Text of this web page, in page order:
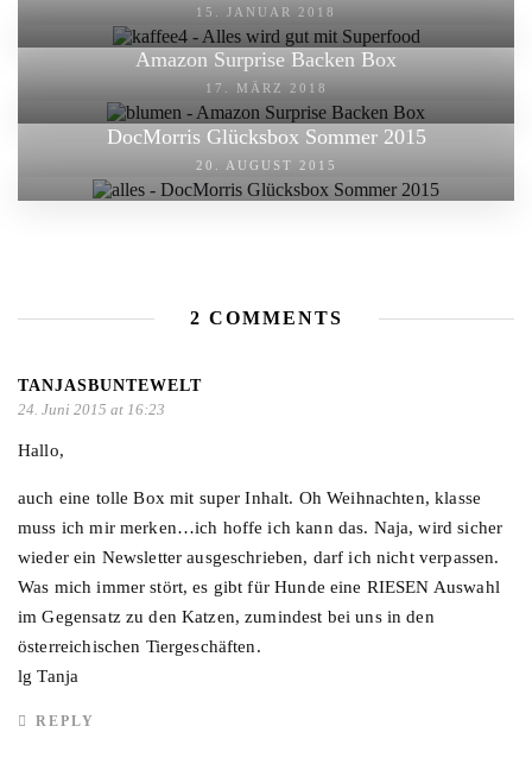
15. JANUAR 2018
Amazon Surprise Backen Box
17. MÄRZ 2018
DocMorris Glücksbox Sommer 2015
20. AUGUST 2015
2 COMMENTS
TANJASBUNTEWELT
24. Juni 2015 at 16:23
Hallo,
auch eine tolle Box mit super Inhalt. Oh Weihnachten, klasse
muss ich mir merken…ich hoffe ich kann das. Naja, wird sicher
wieder ein Newsletter ausgeschrieben, darf ich nicht verpassen.
Was mich immer stört, es gibt für Hunde eine RIESEN Auswahl
im Gegensatz zu den Katzen, zumindest bei uns in den
österreichischen Tiergeschäften.
lg Tanja
REPLY